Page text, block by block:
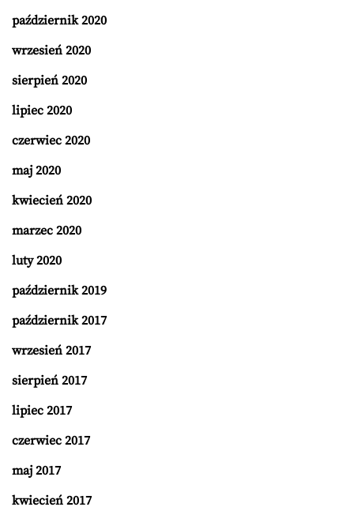
październik 2020
wrzesień 2020
sierpień 2020
lipiec 2020
czerwiec 2020
maj 2020
kwiecień 2020
marzec 2020
luty 2020
październik 2019
październik 2017
wrzesień 2017
sierpień 2017
lipiec 2017
czerwiec 2017
maj 2017
kwiecień 2017